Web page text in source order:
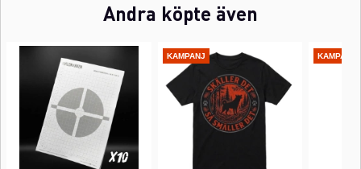
Andra köpte även
KAMPANJ KAMPANJ